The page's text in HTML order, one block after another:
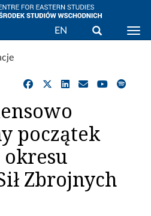
EN Wyszukaj
początek
Zbrojnych